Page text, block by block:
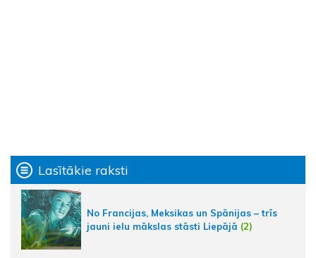
Lasītākie raksti
No Francijas, Meksikas un Spānijas – trīs
jauni ielu mākslas stāsti Liepājā (2)